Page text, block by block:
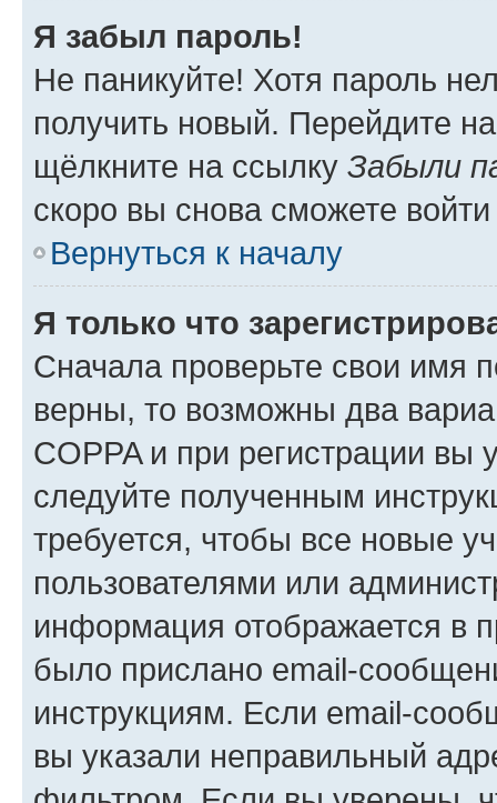
Я забыл пароль!
Не паникуйте! Хотя пароль
получить новый. Перейдите
щёлкните на ссылку Забыли
скоро вы снова сможете
Вернуться к началу
Я только что
Сначала проверьте свои имя
верны, то возможны два
COPPA и при регистрации вы
следуйте полученным
требуется, чтобы все новые
пользователями или
информация отображается в
было прислано email-
инструкциям. Если email-
вы указали неправильный